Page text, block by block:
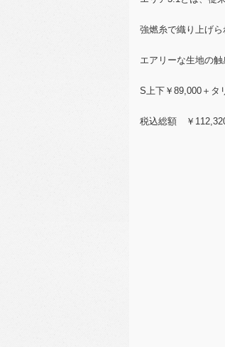
強燃糸で織り上げ
エアリーな生地の
S上下￥89,000＋タ
税込総額 ￥